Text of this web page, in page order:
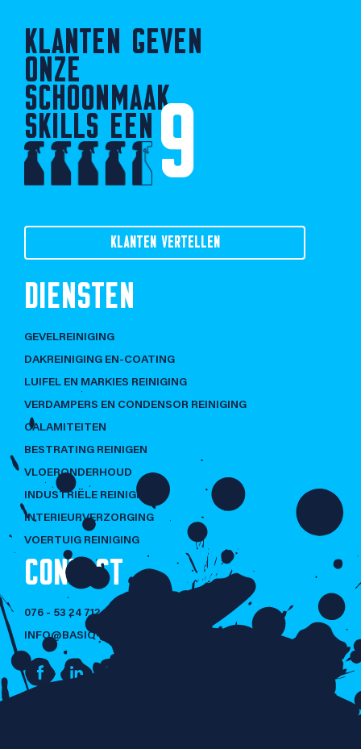
KLANTEN GEVEN
ONZE
SCHOONMAAK
SKILLS EEN 9
KLANTEN VERTELLEN
DIENSTEN
GEVELREINIGING
DAKREINIGING EN-COATING
LUIFEL EN MARKIES REINIGING
VERDAMPERS EN CONDENSOR REINIGING
CALAMITEITEN
BESTRATING REINIGEN
VLOERONDERHOUD
INDUSTRIËLE REINIGING
INTERIEURVERZORGING
VOERTUIG REINIGING
CONTACT
076 - 53 24 712
INFO@BASIQ-CLEANING.NL